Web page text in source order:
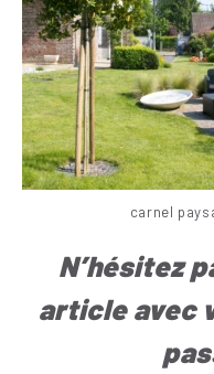
carnel
N’hésitez
article avec